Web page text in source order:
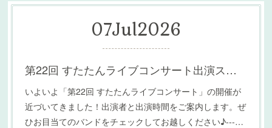
07Jul2026
第22回 すたたんライブコンサート出演スケジュールのお知らせ
いよいよ「第22回 すたたんライブコンサート」の開催が
近づいてきました！出演者と出演時間をご案内します。ぜ
ひお目当てのバンドをチェックしてお越しください♪---…